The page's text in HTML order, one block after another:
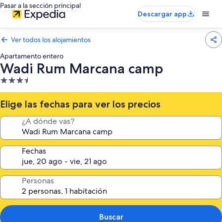
Pasar a la sección principal
Descargar app
Ver todos los alojamientos
Apartamento entero
Wadi Rum Marcana camp
Alojamiento
de
3.5 estrellas
Elige las fechas para ver los precios
¿A dónde vas?
Fechas
Personas
Buscar